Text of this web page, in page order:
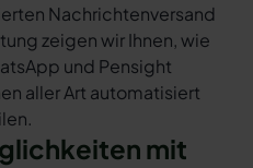
Nachrichtenversand
zeigen wir Ihnen, wie
und Pensight
aller Art automatisiert
mit